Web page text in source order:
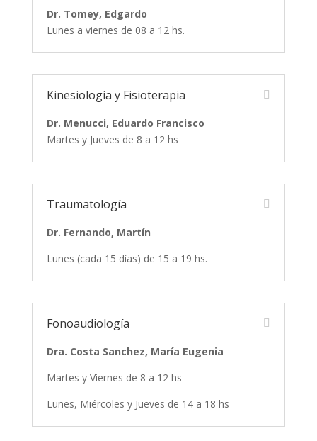
Dr. Tomey, Edgardo
Lunes a viernes de 08 a 12 hs.
Kinesiología y Fisioterapia
Dr. Menucci, Eduardo Francisco
Martes y Jueves de 8 a 12 hs
Traumatología
Dr. Fernando, Martín
Lunes (cada 15 días) de 15 a 19 hs.
Fonoaudiología
Dra. Costa Sanchez, María Eugenia
Martes y Viernes de 8 a 12 hs
Lunes, Miércoles y Jueves de 14 a 18 hs